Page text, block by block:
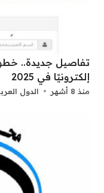
تفاصيل جديدة..
إلكترونيًا في 2025
منذ 8 أشهر الدول